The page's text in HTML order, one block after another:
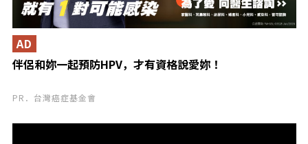
伴侶和妳一起預防HPV，才有資格說愛妳！
AD
PR．台灣癌症基金會